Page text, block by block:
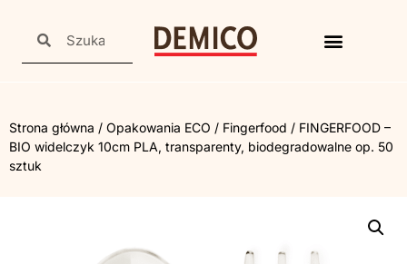
Strona główna / Opakowania ECO / Fingerfood / FINGERFOOD –
BIO widelczyk 10cm PLA, transparenty, biodegradowalne op. 50
sztuk